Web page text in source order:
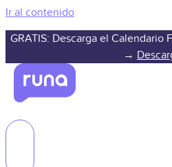
Ir al contenido
GRATIS: Descarga el Calendario
→